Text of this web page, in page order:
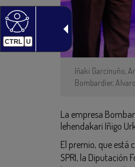
CTRL U
Iñaki Garcinuño,
Bombardier,
La empresa
lehendakari Iñigo
El premio, que está
SPRI, la Diputación